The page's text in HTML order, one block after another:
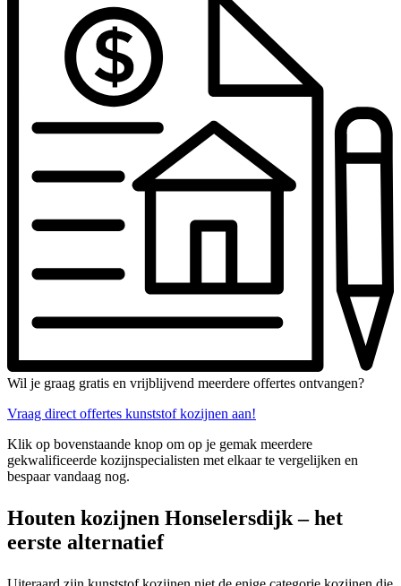
Wil je graag gratis en vrijblijvend meerdere offertes ontvangen?
Vraag direct offertes kunststof kozijnen aan!
Klik op bovenstaande knop om op je gemak meerdere
gekwalificeerde kozijnspecialisten met elkaar te vergelijken en
bespaar vandaag nog.
Houten kozijnen Honselersdijk – het
eerste alternatief